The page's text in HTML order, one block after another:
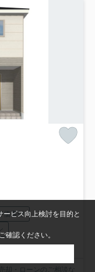
価書付
却・ローンのご相談な
ビス向上検討を目的と
確認ください。